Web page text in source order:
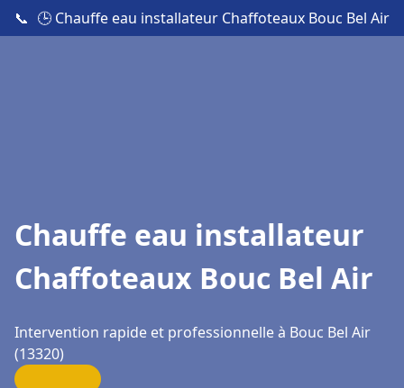
📞 🕒 Chauffe eau installateur Chaffoteaux Bouc Bel Air
Chauffe eau installateur
Chaffoteaux Bouc Bel Air
Intervention rapide et professionnelle à Bouc Bel Air
(13320)